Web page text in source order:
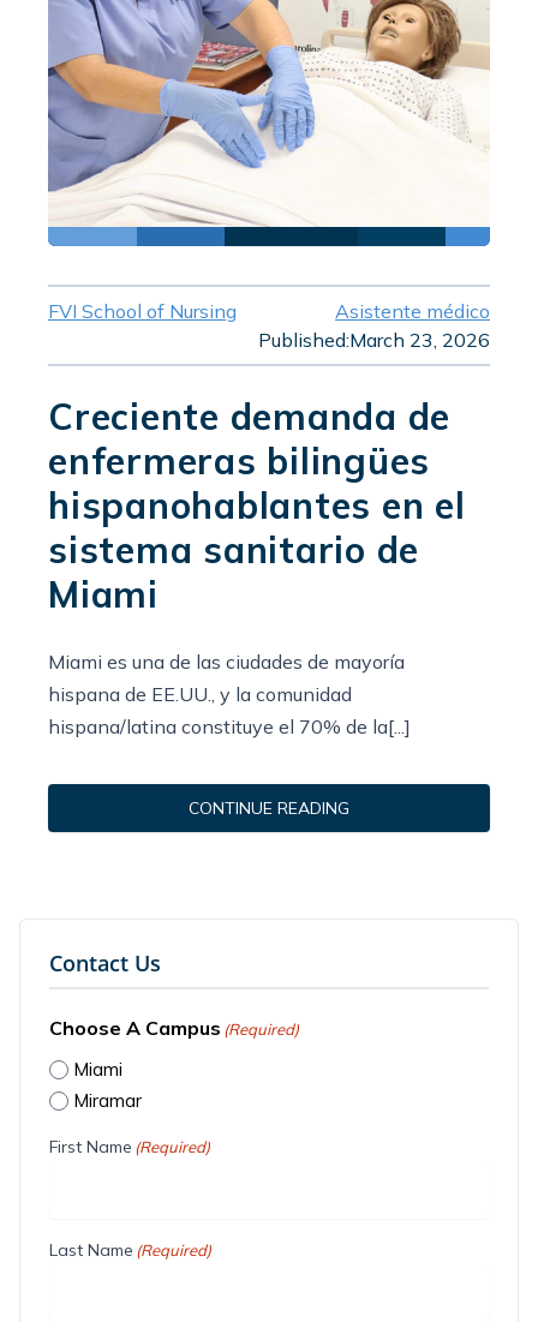
FVI School of Nursing
Asistente médico
Published:March 23, 2026
Creciente demanda de
enfermeras bilingües
hispanohablantes en el
sistema sanitario de
Miami
Miami es una de las ciudades de mayoría
hispana de EE.UU., y la comunidad
hispana/latina constituye el 70% de la[...]
CONTINUE READING
Contact Us
Choose A Campus (Required)
Miami
Miramar
First Name (Required)
Last Name (Required)